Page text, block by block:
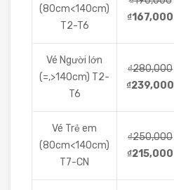
(80cm<140cm)
T2-T6
₫167,000
Vé Người lớn
(=,>140cm) T2-
T6
₫280,000
₫239,000
Vé Trẻ em
(80cm<140cm)
T7-CN
₫250,000
₫215,000